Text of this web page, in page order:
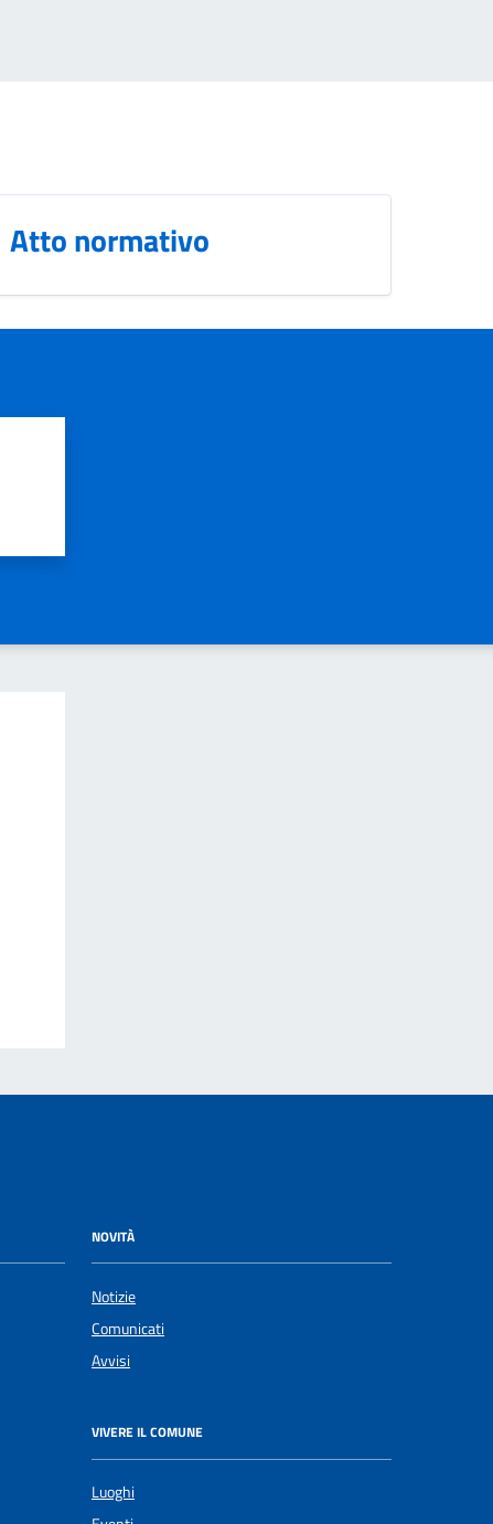
Atto normativo
NOVITÀ
Notizie
Comunicati
Avvisi
VIVERE IL COMUNE
Luoghi